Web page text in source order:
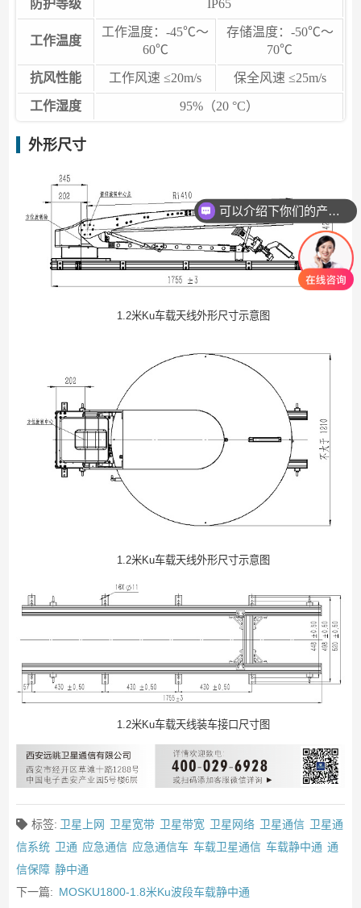
防护等级 IP65
工作温度
工作温度：-45℃～
60℃
存储温度：-50℃～
70℃
抗风性能 工作风速 ≤20m/s 保全风速 ≤25m/s
工作湿度 95%（20 °C）
外形尺寸
1.2米Ku车载天线外形尺寸示意图
1.2米Ku车载天线外形尺寸示意图
1.2米Ku车载天线装车接口尺寸图
标签: 卫星上网 卫星宽带 卫星带宽 卫星网络 卫星通信 卫星通
信系统 卫通 应急通信 应急通信车 车载卫星通信 车载静中通 通
信保障 静中通
下一篇: MOSKU1800-1.8米Ku波段车载静中通
可以介绍下你们的产品么